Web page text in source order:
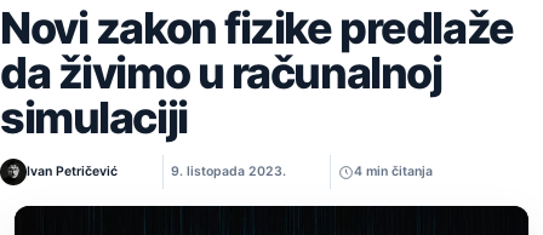
Novi zakon fizike predlaže
da živimo u računalnoj
simulaciji
Ivan Petričević 9. listopada 2023. 4 min čitanja